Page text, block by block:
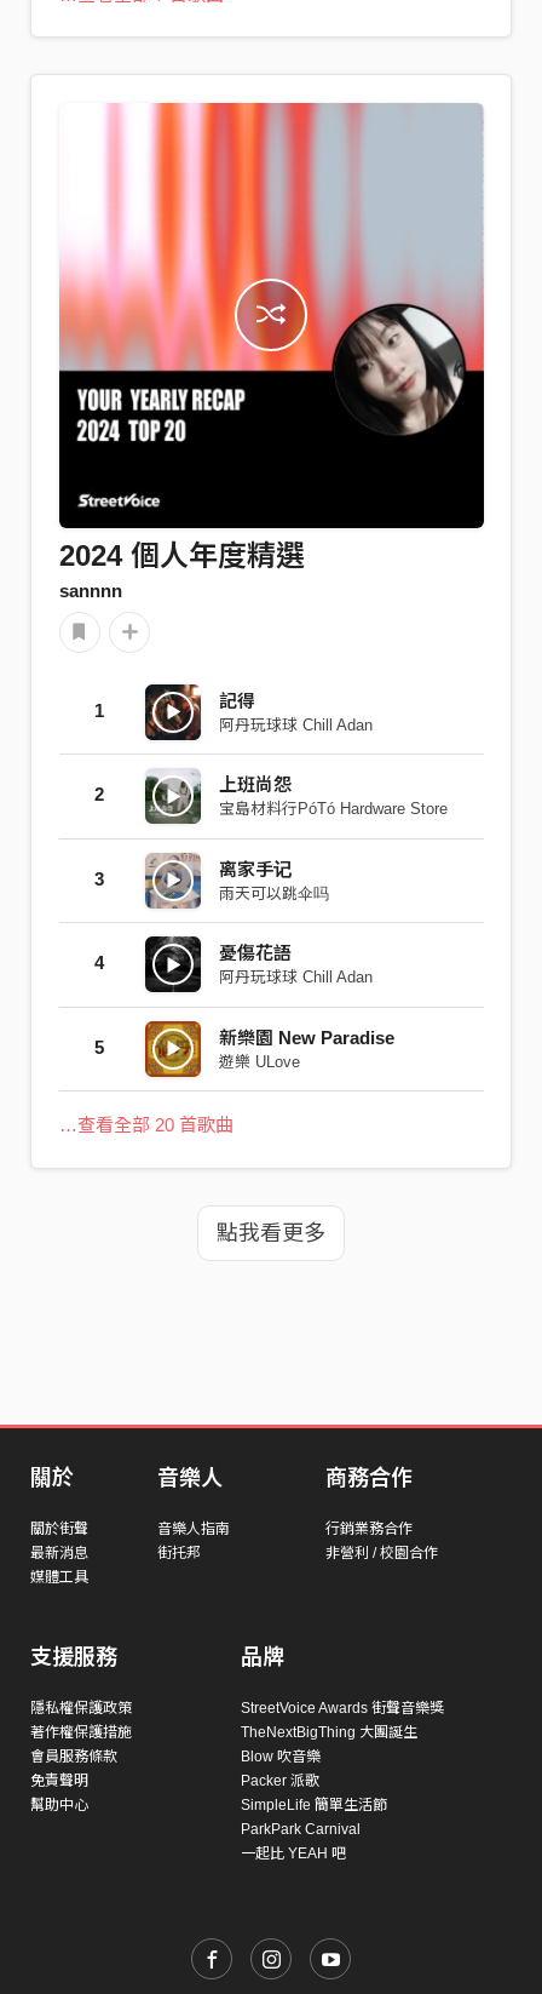
2024 個人年度精選
sannnn
1 記得
阿丹玩球球 Chill Adan
2 上班尚怨
宝島材料行PóTó Hardware Store
3 离家手记
雨天可以跳伞吗
4 憂傷花語
阿丹玩球球 Chill Adan
5 新樂園 New Paradise
遊樂 ULove
…查看全部 20 首歌曲
點我看更多
關於
關於街聲
最新消息
媒體工具
音樂人
音樂人指南
街托邦
商務合作
行銷業務合作
非營利 / 校園合作
支援服務
隱私權保護政策
著作權保護措施
會員服務條款
免責聲明
幫助中心
品牌
StreetVoice Awards 街聲音樂獎
TheNextBigThing 大團誕生
Blow 吹音樂
Packer 派歌
SimpleLife 簡單生活節
ParkPark Carnival
一起比 YEAH 吧